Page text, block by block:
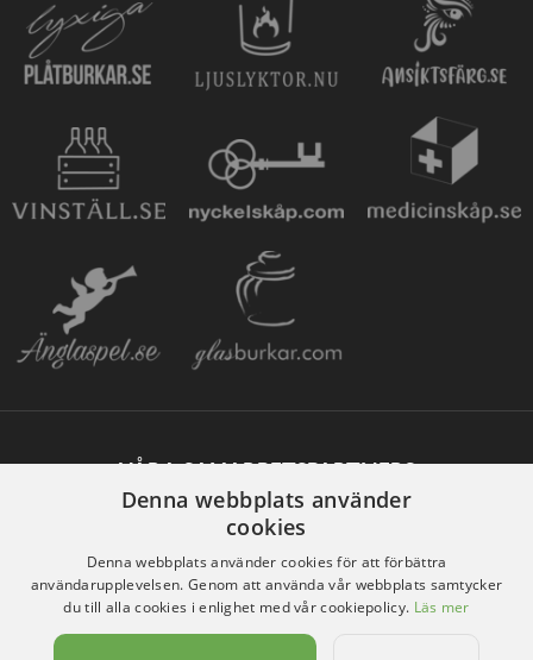
VÅRA SAMARBETSPARTNERS
Denna webbplats använder
cookies
Denna webbplats använder cookies för att förbättra
användarupplevelsen. Genom att använda vår webbplats samtycker
du till alla cookies i enlighet med vår cookiepolicy. Läs mer